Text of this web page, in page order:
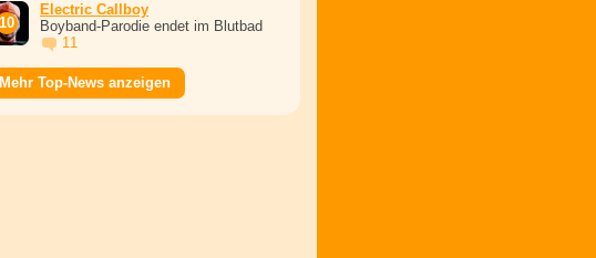
Electric Callboy
Boyband-Parodie endet im Blutbad
11
Mehr Top-News anzeigen